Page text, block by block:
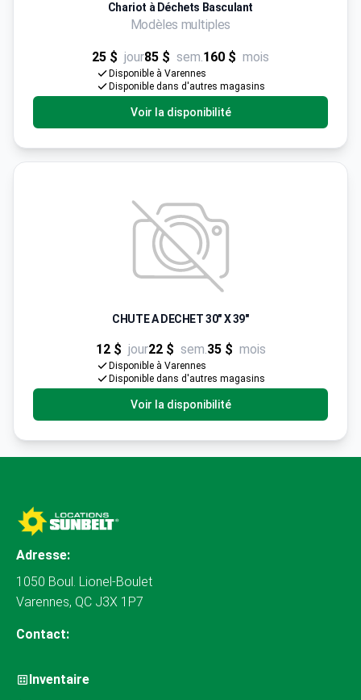
Chariot à Déchets Basculant
Modèles multiples
25 $ jour85 $ sem.160 $ mois
Disponible à Varennes
Disponible dans d'autres magasins
Voir la disponibilité
CHUTE A DECHET 30" X 39"
12 $ jour22 $ sem.35 $ mois
Disponible à Varennes
Disponible dans d'autres magasins
Voir la disponibilité
Adresse:
1050 Boul. Lionel-Boulet
Varennes, QC J3X 1P7
Contact:
Inventaire